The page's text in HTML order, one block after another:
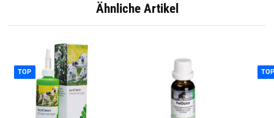
Ähnliche Artikel
TOP